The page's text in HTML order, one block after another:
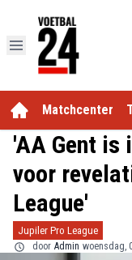
Matchcenter
'AA Gent is
voor
League'
Jupiler Pro League
door Admin woensdag,